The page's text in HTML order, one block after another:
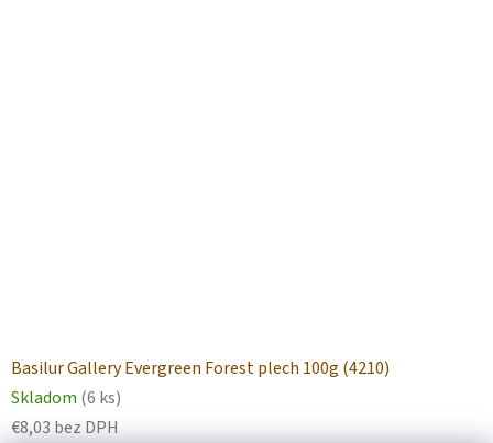
Basilur Gallery Evergreen Forest plech 100g (4210)
Skladom (6 ks)
€8,03 bez DPH